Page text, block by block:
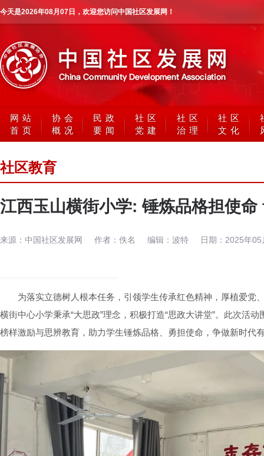
今天是2026年08月07日 ，欢迎您访问中国社区发展网！
网站
首页
协会
概况
民政
要闻
社区
党建
社区
治理
社区
文化
社区教育
江西玉山横街小学: 锤炼品格担使命
来源： 中国社区发展网 作者： 佚名 编辑： 波特 日期： 2025年05
为落实立德树人根本任务，引领学生传承红色精神，厚植爱党
横街中心小学秉承“大思政”理念，积极打造“思政大讲堂”。此次活
榜样激励与思辨教育，助力学生锤炼品格、勇担使命，争做新时代